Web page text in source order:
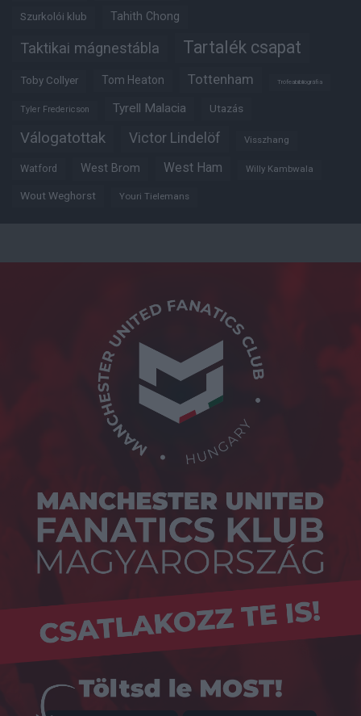
Szurkolói klub Tahith Chong
Taktikai mágnestábla Tartalék csapat
Toby Collyer Tom Heaton Tottenham Trófeabibliográfia
Tyler Fredericson Tyrell Malacia Utazás
Válogatottak Victor Lindelöf Visszhang
Watford West Brom West Ham Willy Kambwala
Wout Weghorst Youri Tielemans